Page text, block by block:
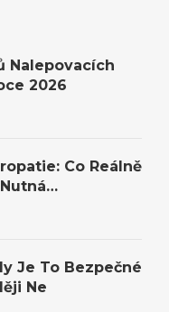
Nalepovacích
2026
Co Reálně
Je To Bezpečné
Ne